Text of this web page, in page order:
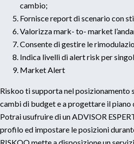
cambio;
Fornisce report di scenario con
Valorizza mark- to- market
Consente di gestire le
Indica livelli di alert risk per
Market Alert
Riskoo ti supporta nel
cambi di budget e a progettare il piano
Potrai usufruire di un ADVISOR
profilo ed impostare le posizioni